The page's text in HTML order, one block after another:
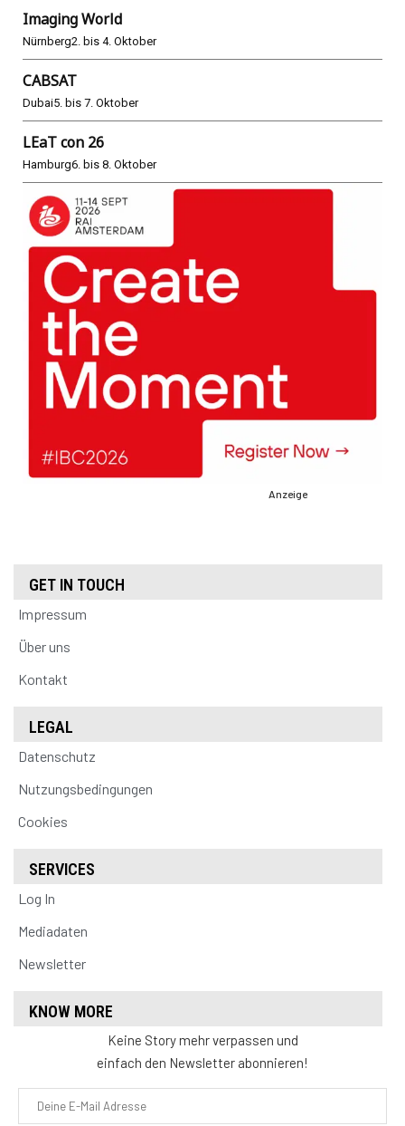
Imaging World
Nürnberg2. bis 4. Oktober
CABSAT
Dubai5. bis 7. Oktober
LEaT con 26
Hamburg6. bis 8. Oktober
Anzeige
GET IN TOUCH
Impressum
Über uns
Kontakt
LEGAL
Datenschutz
Nutzungsbedingungen
Cookies
SERVICES
Log In
Mediadaten
Newsletter
KNOW MORE
Keine Story mehr verpassen und
einfach den Newsletter abonnieren!